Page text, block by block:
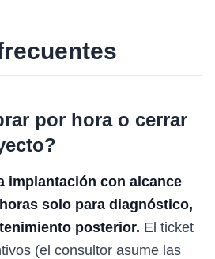
por hora o cerrar
implantación con alcance
solo para diagnóstico,
posterior. El ticket
(el consultor asume las